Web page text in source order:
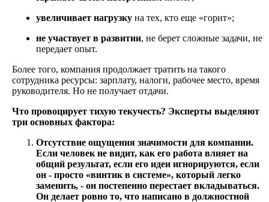
увеличивает нагрузку на тех, кто еще «горит»;
не участвует в развитии, не берет сложные задачи, не
передает опыт.
Более того, компания продолжает тратить на такого
сотрудника ресурсы: зарплату, налоги, рабочее место, время
руководителя. Но не получает отдачи.
Что провоцирует тихую текучесть? Эксперты выделяют
три основных фактора:
Отсутствие ощущения значимости для компании.
Если человек не видит, как его работа влияет на
общий результат, если его идеи игнорируются, если
он - просто «винтик в системе», который легко
заменить, - он постепенно перестает вкладываться.
Он делает ровно то, что написано в должностной